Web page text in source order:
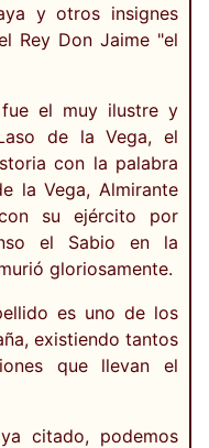
y otros insignes
Rey Don Jaime "el
el muy ilustre y
de la Vega, el
con la palabra
la Vega, Almirante
su ejército por
el Sabio en la
gloriosamente.
es uno de los
existiendo tantos
que llevan el
citado, podemos